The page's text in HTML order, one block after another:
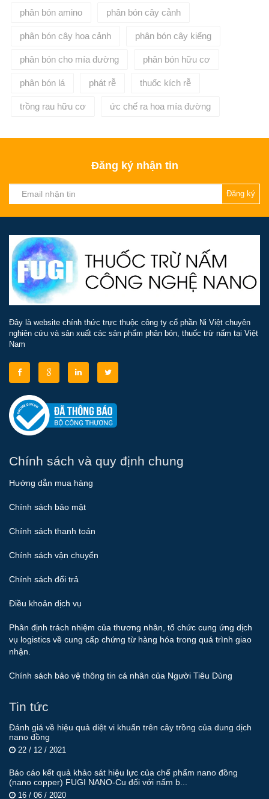
phân bón amino phân bón cây cảnh
phân bón cây hoa cảnh phân bón cây kiểng
phân bón cho mía đường phân bón hữu cơ
phân bón lá phát rễ thuốc kích rễ
trồng rau hữu cơ ức chế ra hoa mía đường
Đăng ký nhận tin
Đăng ký
Đây là website chính thức trực thuộc công ty cổ phần Ni Việt chuyên
nghiên cứu và sản xuất các sản phẩm phân bón, thuốc trừ nấm tại Việt
Nam
Chính sách và quy định chung
Hướng dẫn mua hàng
Chính sách bảo mật
Chính sách thanh toán
Chính sách vận chuyển
Chính sách đổi trả
Điều khoản dịch vụ
Phân định trách nhiệm của thương nhân, tổ chức cung ứng dịch
vụ logistics về cung cấp chứng từ hàng hóa trong quá trình giao
nhận.
Chính sách bảo vệ thông tin cá nhân của Người Tiêu Dùng
Tin tức
Đánh giá về hiệu quả diệt vi khuẩn trên cây trồng của dung dịch
nano đồng
22 / 12 / 2021
Báo cáo kết quả khảo sát hiệu lực của chế phẩm nano đồng
(nano copper) FUGI NANO-Cu đối với nấm b...
16 / 06 / 2020